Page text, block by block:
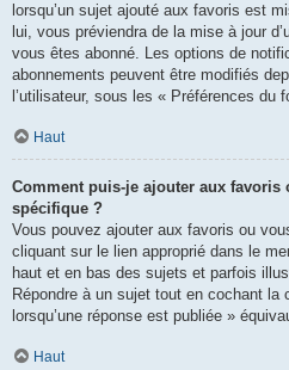
lorsqu’un sujet ajouté aux favoris est
lui, vous préviendra de la mise à jour
vous êtes abonné. Les options de
abonnements peuvent être modifiés
l’utilisateur, sous les « Préférences du
Haut
Comment puis-je ajouter aux favoris
spécifique ?
Vous pouvez ajouter aux favoris ou
cliquant sur le lien approprié dans le
haut et en bas des sujets et parfois
Répondre à un sujet tout en cochant
lorsqu’une réponse est publiée »
Haut